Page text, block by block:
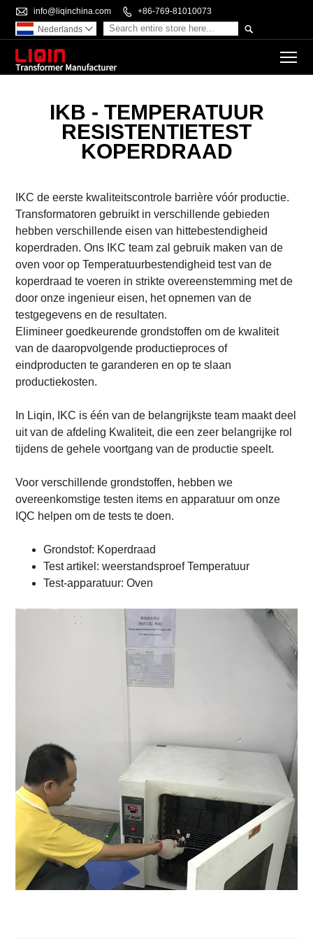
 info@liqinchina.com  +86-769-81010073

Nederlands 
IKB - TEMPERATUUR
RESISTENTIETEST
KOPERDRAAD
IKC de eerste kwaliteitscontrole barrière vóór productie.
Transformatoren gebruikt in verschillende gebieden
hebben verschillende eisen van hittebestendigheid
koperdraden. Ons IKC team zal gebruik maken van de
oven voor op Temperatuurbestendigheid test van de
koperdraad te voeren in strikte overeenstemming met de
door onze ingenieur eisen, het opnemen van de
testgegevens en de resultaten.
Elimineer goedkeurende grondstoffen om de kwaliteit
van de daaropvolgende productieproces of
eindproducten te garanderen en op te slaan
productiekosten.
In Liqin, IKC is één van de belangrijkste team maakt deel
uit van de afdeling Kwaliteit, die een zeer belangrijke rol
tijdens de gehele voortgang van de productie speelt.
Voor verschillende grondstoffen, hebben we
overeenkomstige testen items en apparatuur om onze
IQC helpen om de tests te doen.
Grondstof: Koperdraad
Test artikel: weerstandsproef Temperatuur
Test-apparatuur: Oven